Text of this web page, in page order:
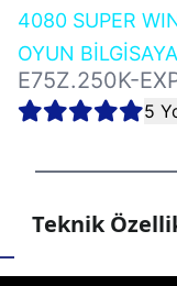
4080 SUPER
OYUN
E75Z.250K-
5
Teknik